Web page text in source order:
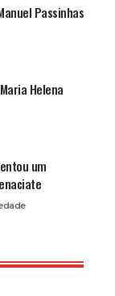
Passinhas
Helena
um